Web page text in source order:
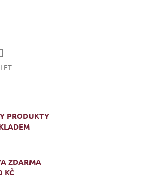
PRODUKTY
ZDARMA
KČ